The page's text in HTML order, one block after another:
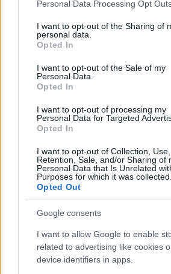
not limited to your visit or usage
grant or deny consent to Google and its
use your data for below specified
consent section.
Personal Data Processing Opt
I want to opt-out of the Sharing of
personal data.
Opted In
I want to opt-out of the Sale of my
Personal Data.
Opted In
I want to opt-out of processing my
Personal Data for Targeted
Opted In
I want to opt-out of Collection, Use,
Retention, Sale, and/or Sharing of
Personal Data that Is Unrelated
Purposes for which it was collected.
Opted Out
Google consents
I want to allow Google to enable
related to advertising like cookies
device identifiers in apps.
δικονομικού.
Το δεύτερο στάδιο περιλαμβάνει
εξέτασητων υποψηφίων, σε
οποία εξετάστηκαν γραπτώς. Ο
Επιτροπής του Εισαγωγικού
όλα τα μέλη της Επιτροπής που
προφορικές εξετάσεις.
τελικά αποτελέσματα
αργότερο μέχρι την 20η
αναρτώνται στην ιστοσελίδα της